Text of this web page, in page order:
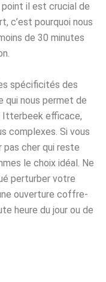
point il est crucial de
c’est pourquoi nous
de 30 minutes
spécificités des
qui nous permet de
efficace,
complexes. Si vous
pas cher qui reste
le choix idéal. Ne
perturber votre
ouverture coffre-
heure du jour ou de